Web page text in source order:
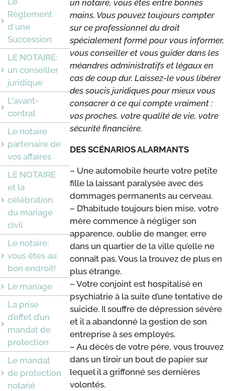
Règlement
d'une
Succession
LE NOTAIRE:
un conseiller
juridique
L'avant-
contrat
Le notaire
partenaire de
vos affaires
LE NOTAIRE
et la
célébration
du mariage
civil
Le notaire:
vous êtes au
bon endroit!
Le mariage
La prise
d’effet d’un
mandat de
protection
Le mandat
de protection
notarié
un notaire, vous êtes entre bonnes
mains. Vous pouvez toujours compter
sur ce professionnel du droit
spécialement formé pour vous informer,
vous conseiller et vous guider dans les
méandres administratifs et légaux en
cas de coup dur. Laissez-le vous libérer
des soucis juridiques pour mieux vous
consacrer à ce qui compte vraiment :
vos proches, votre qualité de vie, votre
sécurité financière.
DES SCÉNARIOS ALARMANTS
– Une automobile heurte votre petite
fille la laissant paralysée avec des
dommages permanents au cerveau.
– D’habitude toujours bien mise, votre
mère commence à négliger son
apparence, oublie de manger, erre
dans un quartier de la ville qu’elle ne
connaît pas. Vous la trouvez de plus en
plus étrange.
– Votre conjoint est hospitalisé en
psychiatrie à la suite d’une tentative de
suicide. Il souffre de dépression sévère
et il a abandonné la gestion de son
entreprise à ses employés.
– Au décès de votre père, vous trouvez
dans un tiroir un bout de papier sur
lequel il a griffonné ses dernières
volontés.